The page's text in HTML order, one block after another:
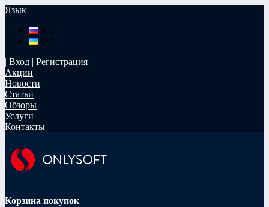
Язык
RU
UA
| Вход | Регистрация |
Акции
Новости
Статьи
Обзоры
Услуги
Контакты
Корзина покупок